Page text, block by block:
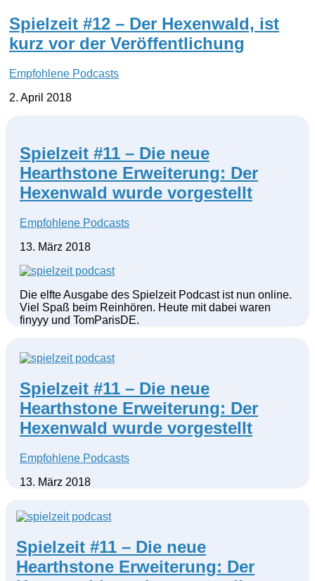
Spielzeit #12 – Der Hexenwald, ist
kurz vor der Veröffentlichung
Empfohlene Podcasts
2. April 2018
Spielzeit #11 – Die neue
Hearthstone Erweiterung: Der
Hexenwald wurde vorgestellt
Empfohlene Podcasts
13. März 2018
Die elfte Ausgabe des Spielzeit Podcast ist nun online.
Viel Spaß beim Reinhören. Heute mit dabei waren
finyyy und TomParisDE.
Spielzeit #11 – Die neue
Hearthstone Erweiterung: Der
Hexenwald wurde vorgestellt
Empfohlene Podcasts
13. März 2018
Spielzeit #11 – Die neue
Hearthstone Erweiterung: Der